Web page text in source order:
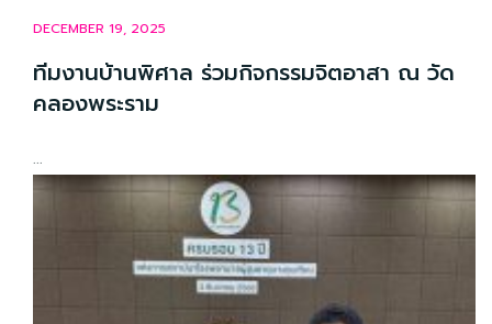
DECEMBER 19, 2025
ทีมงานบ้านพิศาล ร่วมกิจกรรมจิตอาสา ณ วัด
คลองพระราม
...